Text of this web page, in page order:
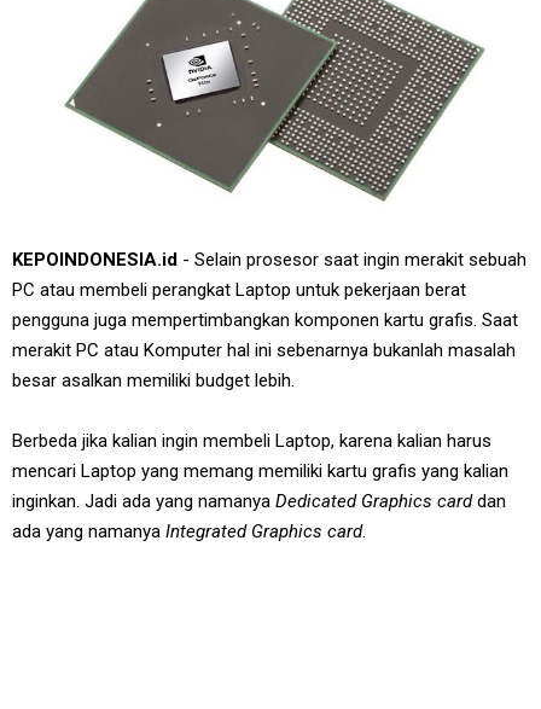
KEPOINDONESIA.id - Selain prosesor saat ingin merakit sebuah
PC atau membeli perangkat Laptop untuk pekerjaan berat
pengguna juga mempertimbangkan komponen kartu grafis. Saat
merakit PC atau Komputer hal ini sebenarnya bukanlah masalah
besar asalkan memiliki budget lebih.
Berbeda jika kalian ingin membeli Laptop, karena kalian harus
mencari Laptop yang memang memiliki kartu grafis yang kalian
inginkan. Jadi ada yang namanya Dedicated Graphics carddan
ada yang namanya Integrated Graphics card.